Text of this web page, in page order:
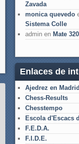
Zavada
monica quevedo
Sistema Colle
admin en Mate
Enlaces de
Ajedrez en Madrid
Chess-Results
Chesstempo
Escola d'Escacs
F.E.D.A.
F.I.D.E.